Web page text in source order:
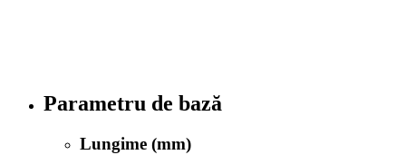
Parametru de bază
Lungime (mm)